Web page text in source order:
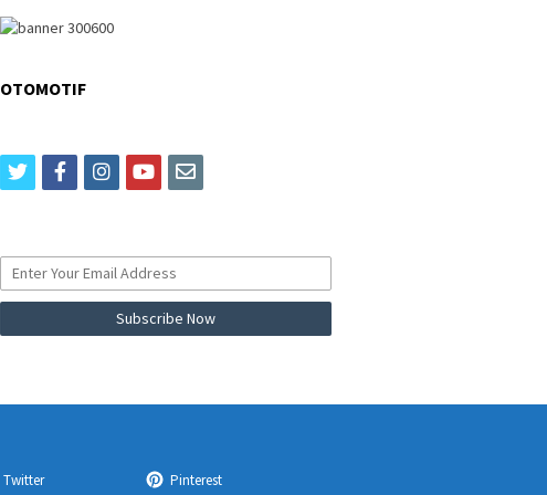
OTOMOTIF
twitterfacebookinstagram
youtubeemail
Twitter Pinterest